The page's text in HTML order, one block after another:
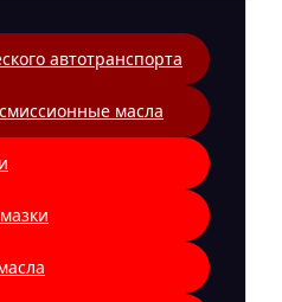
автотранспорта
масла